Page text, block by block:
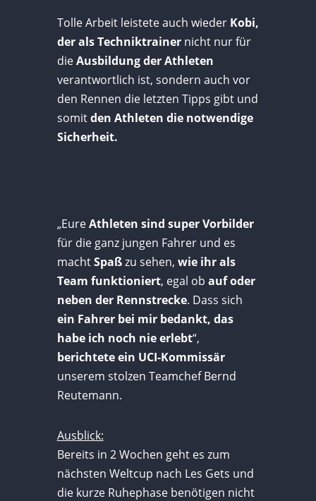
Tolle Arbeit leistete auch wieder Kobi,
der als Techniktrainer nicht nur für
dieAusbildung der Athleten
verantwortlich ist, sondern auch vor
den Rennen die letzten Tipps gibt und
somitden Athleten die notwendige
Sicherheit.
„EureAthleten sind super Vorbilder
für die ganz jungen Fahrer und es
machtSpaßzu sehen, wie ihr als
Team funktioniert, egal ob auf oder
neben der Rennstrecke. Dass sich
ein Fahrer bei mir bedankt, das
habe ich noch nie erlebt“,
berichtete ein UCI-Kommissär
unserem stolzen Teamchef Bernd
Reutemann.
Ausblick:
Bereits in 2 Wochen geht es zum
nächsten Weltcup nach Les Gets und
die kurze Ruhephase benötigen nicht